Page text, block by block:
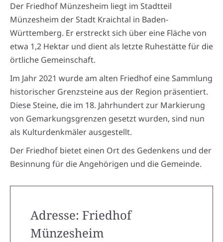
Der Friedhof Münzesheim liegt im Stadtteil
Münzesheim der Stadt Kraichtal in Baden-
Württemberg. Er erstreckt sich über eine Fläche von
etwa 1,2 Hektar und dient als letzte Ruhestätte für die
örtliche Gemeinschaft.
Im Jahr 2021 wurde am alten Friedhof eine Sammlung
historischer Grenzsteine aus der Region präsentiert.
Diese Steine, die im 18. Jahrhundert zur Markierung
von Gemarkungsgrenzen gesetzt wurden, sind nun
als Kulturdenkmäler ausgestellt.
Der Friedhof bietet einen Ort des Gedenkens und der
Besinnung für die Angehörigen und die Gemeinde.
Adresse: Friedhof
Münzesheim